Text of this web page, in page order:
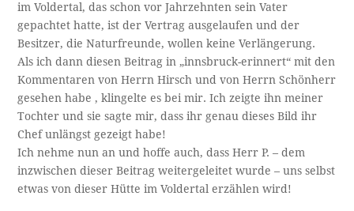
im Voldertal, das schon vor Jahrzehnten sein Vater
gepachtet hatte, ist der Vertrag ausgelaufen und der
Besitzer, die Naturfreunde, wollen keine Verlängerung.
Als ich dann diesen Beitrag in „innsbruck-erinnert“ mit den
Kommentaren von Herrn Hirsch und von Herrn Schönherr
gesehen habe , klingelte es bei mir. Ich zeigte ihn meiner
Tochter und sie sagte mir, dass ihr genau dieses Bild ihr
Chef unlängst gezeigt habe!
Ich nehme nun an und hoffe auch, dass Herr P. – dem
inzwischen dieser Beitrag weitergeleitet wurde – uns selbst
etwas von dieser Hütte im Voldertal erzählen wird!